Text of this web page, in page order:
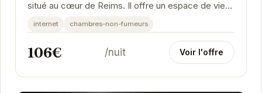
situé au cœur de Reims. Il offre un espace de vie
confortable et fonctionnel, parfait pour un...
internet chambres-non-fumeurs
106€ /nuit Voir l'offre